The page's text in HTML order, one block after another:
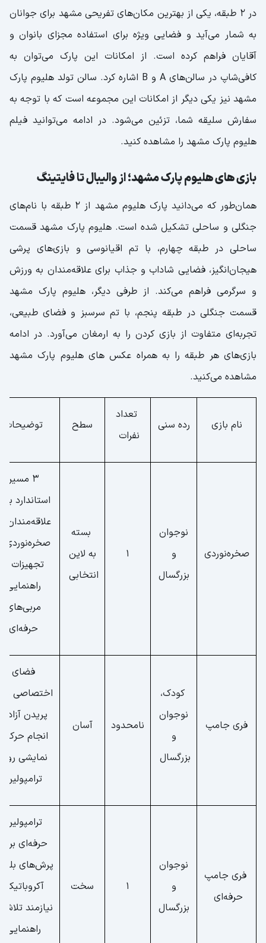
در 2 طبقه، یکی از بهترین مکان‌های تفریحی مشهد برای جوانان
به شمار می‌آید و فضایی ویژه برای استفاده مجزای بانوان و
آقایان فراهم کرده است. از امکانات این پارک می‌توان به
کافی‌شاپ در سالن‌های A و B اشاره کرد. سالن تولد هلیوم پارک
مشهد نیز یکی دیگر از امکانات این مجموعه است که با توجه به
سفارش سلیقه شما، تزئین می‌شود. در ادامه می‌توانید فیلم
هلیوم پارک مشهد را مشاهده کنید.
بازی‌ های هلیوم پارک مشهد؛ از والیبال تا فایتینگ
همان‌طور که می‌دانید پارک هلیوم مشهد از ۲ طبقه با نام‌های
جنگلی و ساحلی تشکیل شده است. هلیوم پارک مشهد قسمت
ساحلی در طبقه چهارم، با تم اقیانوسی و بازی‌های پرشی
هیجان‌انگیز، فضایی شاداب و جذاب برای علاقه‌مندان به ورزش‌
و سرگرمی فراهم می‌کند. از طرفی دیگر، هلیوم پارک مشهد
قسمت جنگلی در طبقه پنجم، با تم سرسبز و فضای طبیعی،
تجربه‌ای متفاوت از بازی کردن را به ارمغان می‌آورد. در ادامه
بازی‌های هر طبقه را به همراه عکس های هلیوم پارک مشهد
مشاهده می‌کنید.
نام بازی رده سنی
تعداد
نفرات
سطح توضیحات
صخره‌نوردی
نوجوان
و
بزرگسال
1
بسته
به لاین
انتخابی
3 مسیر
استاندارد
علاقه‌مندان
صخره‌نوردی
تجهیزات و
راهنمایی
مربی‌های
حرفه‌ای
فری جامپ
کودک،
نوجوان
و
بزرگسال
نامحدود آسان
فضای
اختصاصی
پریدن آزاد و
انجام
نمایشی روی
ترامپولین
فری جامپ
حرفه‌ای
نوجوان
و
بزرگسال
1 سخت
ترامپولین
حرفه‌ای برای
پرش‌های
آکروباتیک،
نیازمند
راهنمایی